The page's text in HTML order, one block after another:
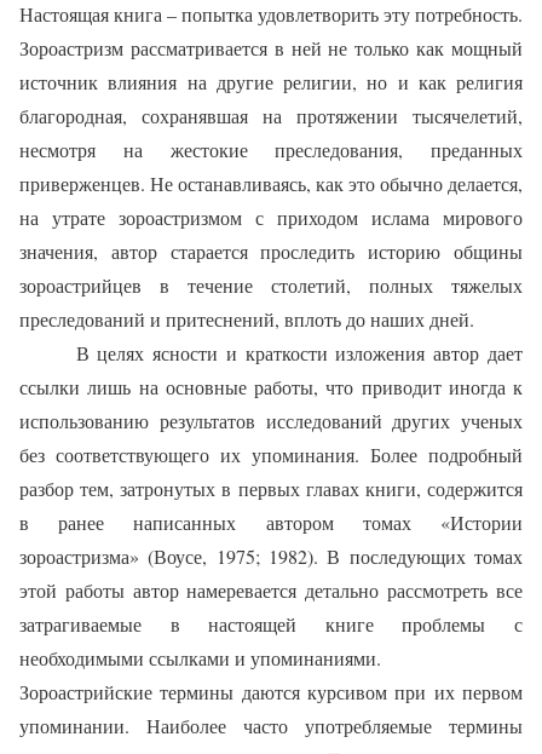
Настоящая книга – попытка удовлетворить эту потребность.
Зороастризм рассматривается в ней не только как мощный
источник влияния на другие религии, но и как религия
благородная, сохранявшая на протяжении тысячелетий,
несмотря на жестокие преследования, преданных
приверженцев. Не останавливаясь, как это обычно делается,
на утрате зороастризмом с приходом ислама мирового
значения, автор старается проследить историю общины
зороастрийцев в течение столетий, полных тяжелых
преследований и притеснений, вплоть до наших дней.
В целях ясности и краткости изложения автор дает
ссылки лишь на основные работы, что приводит иногда к
использованию результатов исследований других ученых
без соответствующего их упоминания. Более подробный
разбор тем, затронутых в первых главах книги, содержится
в ранее написанных автором томах «Истории
зороастризма» (Воусе, 1975; 1982). В последующих томах
этой работы автор намеревается детально рассмотреть все
затрагиваемые в настоящей книге проблемы с
необходимыми ссылками и упоминаниями.
Зороастрийские термины даются курсивом при их первом
упоминании. Наиболее часто употребляемые термины